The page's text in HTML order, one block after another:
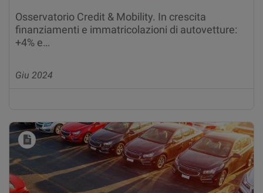
Osservatorio Credit & Mobility. In crescita
finanziamenti e immatricolazioni di autovetture:
+4% e…
Giu 2024